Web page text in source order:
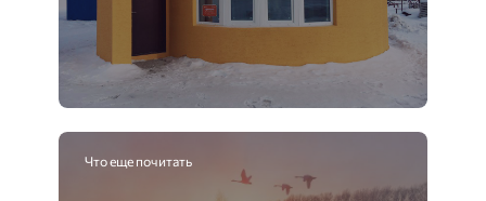
Что еще почитать